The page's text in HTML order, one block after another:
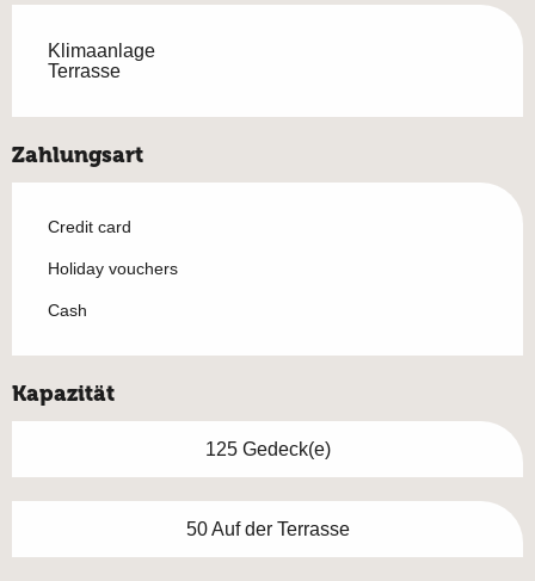
Klimaanlage
Terrasse
Zahlungsart
Credit card
Holiday vouchers
Cash
Kapazität
125 Gedeck(e)
50 Auf der Terrasse